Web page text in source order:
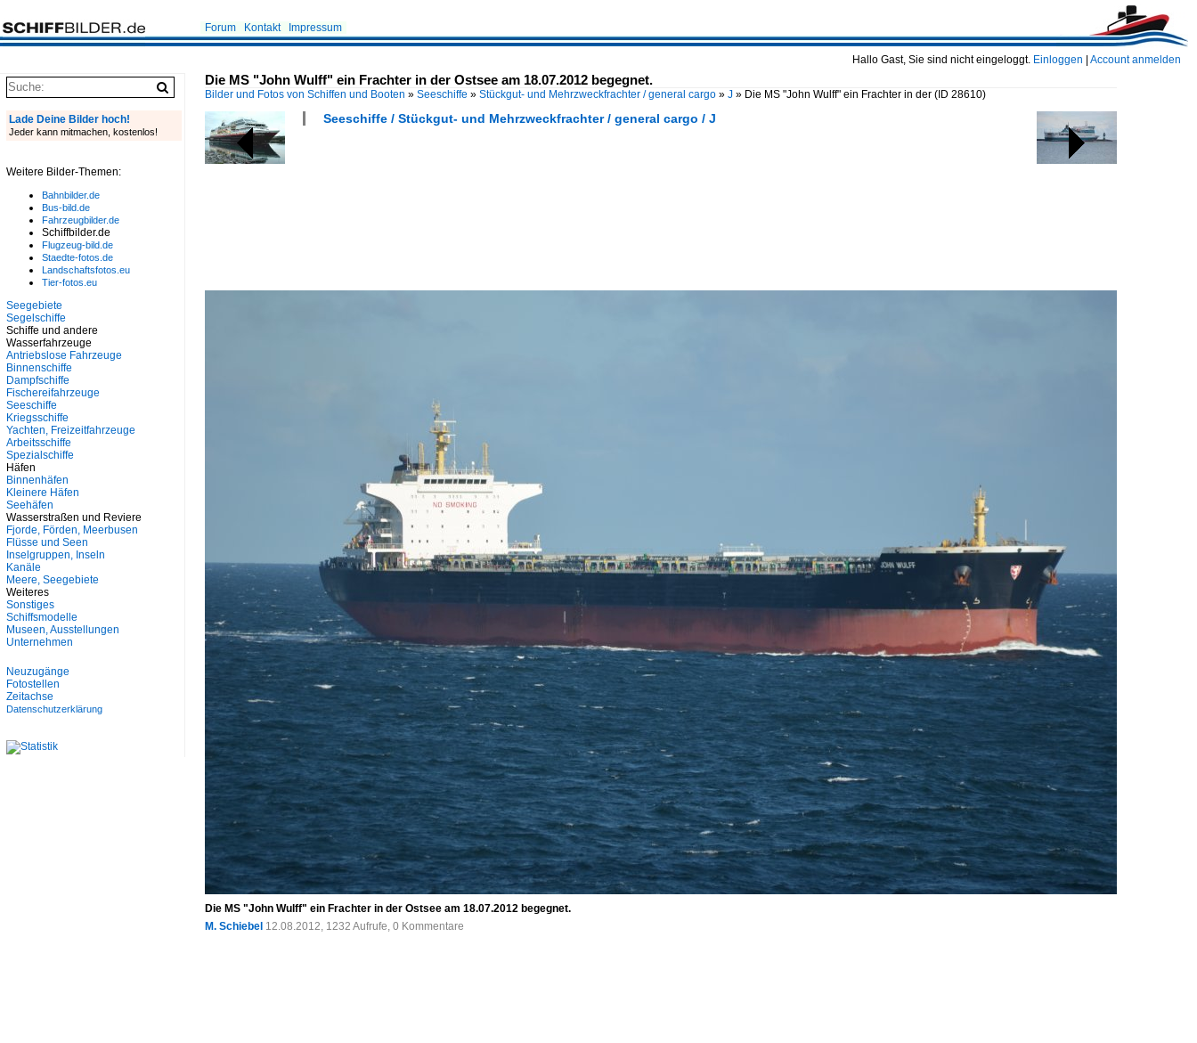
Hallo Gast, Sie sind nicht eingeloggt. Einloggen Account anmelden
Forum Kontakt Impressum
Die MS "John Wulff" ein Frachter in der Ostsee am 18.07.2012 begegnet.
Bilder und Fotos von Schiffen und Booten » Seeschiffe » Stückgut- und Mehrzweckfrachter / general cargo » J » Die MS "John Wulff" ein Frachter in der (ID 28610)
Seeschiffe / Stückgut- und Mehrzweckfrachter / general cargo / J
Die MS "John Wulff" ein Frachter in der Ostsee am 18.07.2012 begegnet.
M. Schiebel 12.08.2012, 1232 Aufrufe, 0 Kommentare
Lade Deine Bilder hoch!
Jeder kann mitmachen, kostenlos!
Weitere Bilder-Themen:
Bahnbilder.de
Bus-bild.de
Fahrzeugbilder.de
Schiffbilder.de
Flugzeug-bild.de
Staedte-fotos.de
Landschaftsfotos.eu
Tier-fotos.eu
Seegebiete
Segelschiffe
Schiffe und andere
Wasserfahrzeuge
Antriebslose Fahrzeuge
Binnenschiffe
Dampfschiffe
Fischereifahrzeuge
Seeschiffe
Kriegsschiffe
Yachten, Freizeitfahrzeuge
Arbeitsschiffe
Spezialschiffe
Häfen
Binnenhäfen
Kleinere Häfen
Seehäfen
Wasserstraßen und Reviere
Fjorde, Förden, Meerbusen
Flüsse und Seen
Inselgruppen, Inseln
Kanäle
Meere, Seegebiete
Weiteres
Sonstiges
Schiffsmodelle
Museen, Ausstellungen
Unternehmen
Neuzugänge
Fotostellen
Zeitachse
Datenschutzerklärung